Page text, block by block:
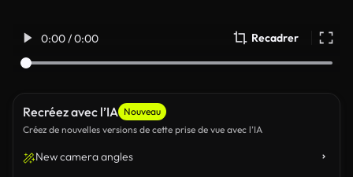
0:00 / 0:00 Recadrer
Recréez avec l’IA Nouveau
Créez de nouvelles versions de cette prise de vue avec l’IA
New camera angles